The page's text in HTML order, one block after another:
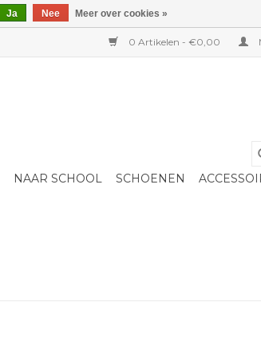
0 Artikelen - €0,00
NAAR SCHOOL SCHOENEN
Ja Nee Meer over cookies »